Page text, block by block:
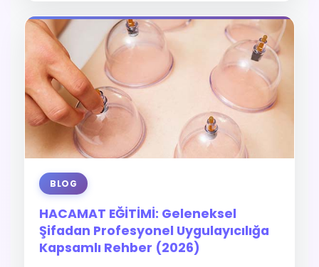
BLOG
HACAMAT EĞİTİMİ: Geleneksel
Şifadan Profesyonel Uygulayıcılığa
Kapsamlı Rehber (2026)